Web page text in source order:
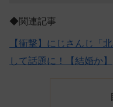
◆関連記事
【衝撃】にじさんじ「
して話題に！【結婚か】